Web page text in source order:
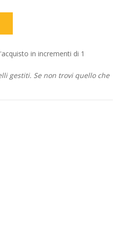
in incrementi di 1
gestiti. Se non trovi quello che